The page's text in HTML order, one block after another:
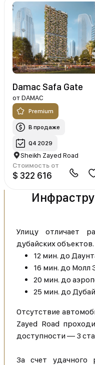
Damac Safa Gate
отDAMAC
Premium
В продаже
Q4 2029
Sheikh Zayed Road
Стоимость от
$ 322 616
Улицу отличает
дубайских
12 мин. до
16 мин. до Молл
20 мин. до
25 мин. до
Отсутствие
Zayed Road
доступности — 3
За счет удачного